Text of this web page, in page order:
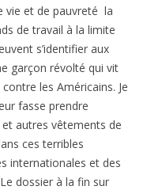
vie et de pauvreté la
de travail à la limite
s’identifier aux
garçon révolté qui vit
les Américains. Je
fasse prendre
autres vêtements de
ces terribles
internationales et des
dossier à la fin sur